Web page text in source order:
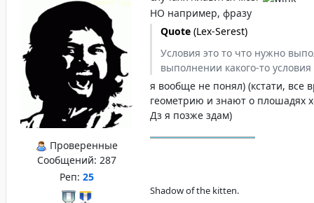
Проверенные
Сообщений: 287
Реп: 25
НО например, фразу
Quote (Lex-Serest)
Условия это то что нужно
выполнении какого-то условия
я вообще не понял) (кстати, все
геометрию и знают о плошадях
Дз я позже здам)
Shadow of the kitten.